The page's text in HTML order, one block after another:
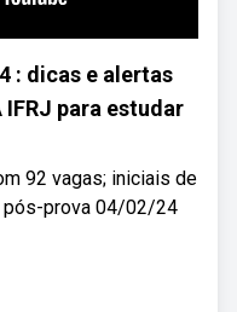
: dicas e alertas
IFRJ para estudar
92 vagas; iniciais de
pós-prova 04/02/24